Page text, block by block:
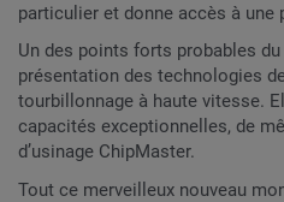
particulier et donne accès à
Un des points forts probables
présentation des technologies
tourbillonnage à haute vitesse.
capacités exceptionnelles, de
d’usinage ChipMaster.
Tout ce merveilleux nouveau